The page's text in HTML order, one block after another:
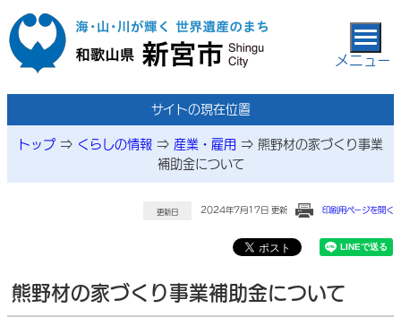
本文へ移動
メニュー
サイトの現在位置
トップ ⇒ くらしの情報 ⇒ 産業・雇用 ⇒ 熊野材の家づくり事業
補助金について
更新日 2024年7月17日 更新 印刷用ページを開く
熊野材の家づくり事業補助金について